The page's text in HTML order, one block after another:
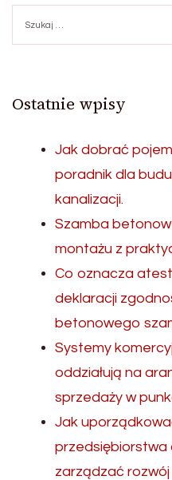
Ostatnie wpisy
Jak dobrać
poradnik dla
kanalizacji.
Szamba
montażu z
Co oznacza
deklaracji
betonowego
Systemy
oddziałują na
sprzedaży w
Jak
przedsiębiorstwa
zarządzać